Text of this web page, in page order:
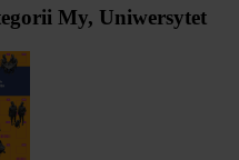
My, Uniwersytet